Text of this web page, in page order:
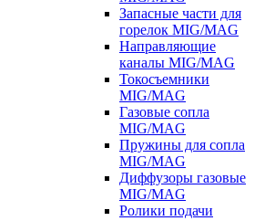
Запасные части для
горелок MIG/MAG
Направляющие
каналы MIG/MAG
Токосъемники
MIG/MAG
Газовые сопла
MIG/MAG
Пружины для сопла
MIG/MAG
Диффузоры газовые
MIG/MAG
Ролики подачи